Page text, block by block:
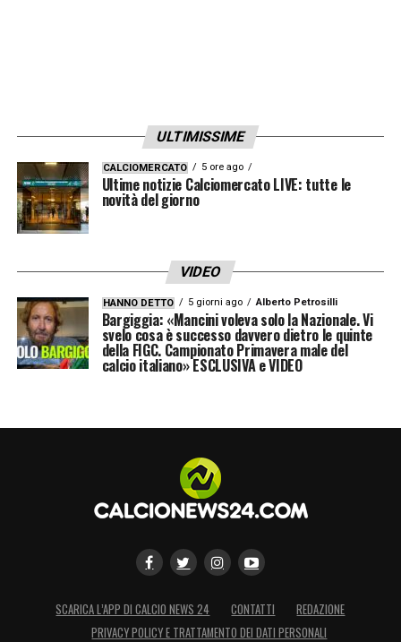
ULTIMISSIME
CALCIOMERCATO 5 ore ago
Ultime notizie Calciomercato LIVE: tutte le
novità del giorno
VIDEO
HANNO DETTO 5 giorni ago Alberto Petrosilli
Bargiggia: «Mancini voleva solo la Nazionale. Vi
svelo cosa è successo davvero dietro le quinte
della FIGC. Campionato Primavera male del
calcio italiano» ESCLUSIVA e VIDEO
SCARICA L’APP DI CALCIO NEWS 24 CONTATTI
REDAZIONE
PRIVACY POLICY E TRATTAMENTO DEI DATI PERSONALI